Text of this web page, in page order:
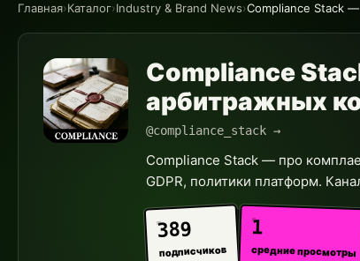
Главная›Каталог›Industry & Brand News›Compliance Stack
Compliance
арбитражных
@compliance_stack →
Compliance Stack — про
GDPR, политики платформ.
389
подписчиков
1
средние просмотры